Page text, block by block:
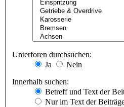
Unterforen durchsuchen:
Ja
Nein
Innerhalb suchen:
Betreff und Text der
Nur im Text der